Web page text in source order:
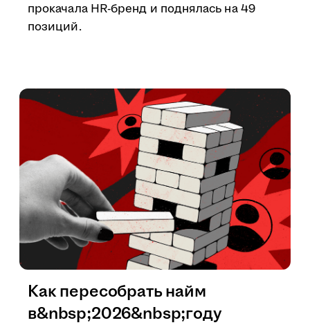
прокачала HR-бренд и поднялась на 49
позиций.
Как пересобрать найм
в&nbsp;2026&nbsp;году